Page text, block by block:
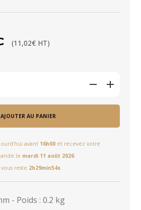
(11,02€ HT)
AJOUTER AU PANIER
avant 16h00 et recevez votre
le mardi 11 août 2026
vous reste 2h29min54s
- Poids : 0.2 kg